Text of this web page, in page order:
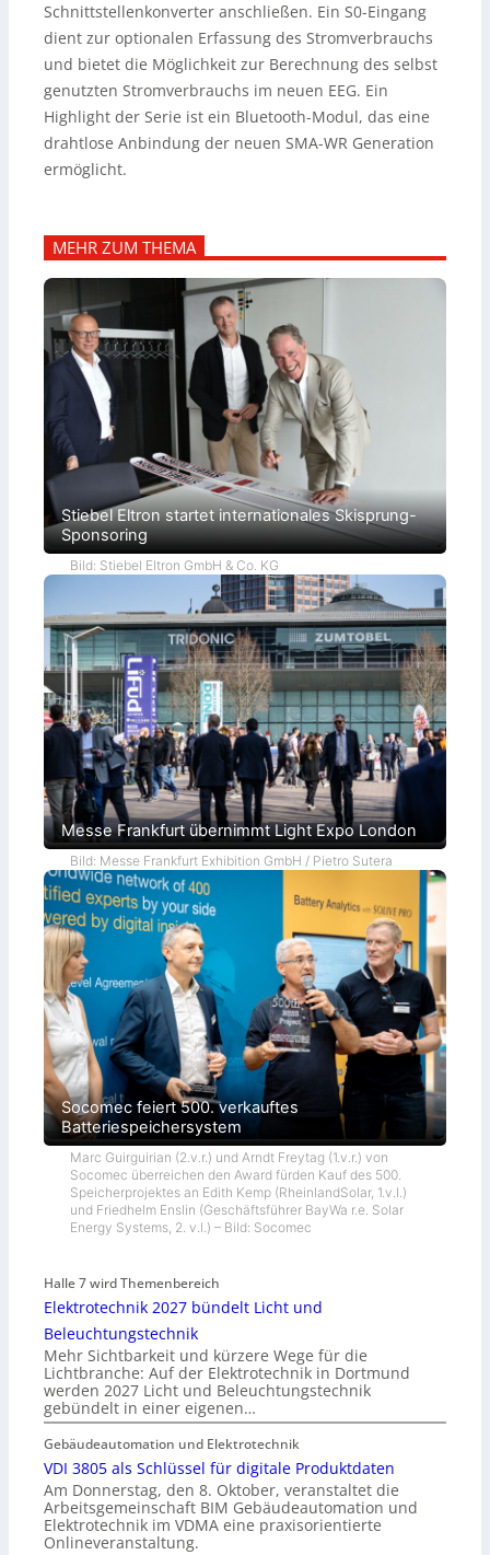
Schnittstellenkonverter anschließen. Ein S0-Eingang
dient zur optionalen Erfassung des Stromverbrauchs
und bietet die Möglichkeit zur Berechnung des selbst
genutzten Stromverbrauchs im neuen EEG. Ein
Highlight der Serie ist ein Bluetooth-Modul, das eine
drahtlose Anbindung der neuen SMA-WR Generation
ermöglicht.
MEHR ZUM THEMA
Stiebel Eltron startet internationales Skisprung-
Sponsoring
Bild: Stiebel Eltron GmbH & Co. KG
Messe Frankfurt übernimmt Light Expo London
Bild: Messe Frankfurt Exhibition GmbH / Pietro Sutera
Socomec feiert 500. verkauftes
Batteriespeichersystem
Marc Guirguirian (2.v.r.) und Arndt Freytag (1.v.r.) von
Socomec überreichen den Award fürden Kauf des 500.
Speicherprojektes an Edith Kemp (RheinlandSolar, 1.v.l.)
und Friedhelm Enslin (Geschäftsführer BayWa r.e. Solar
Energy Systems, 2. v.l.) – Bild: Socomec
Halle 7 wird Themenbereich
Elektrotechnik 2027 bündelt Licht und
Beleuchtungstechnik
Mehr Sichtbarkeit und kürzere Wege für die
Lichtbranche: Auf der Elektrotechnik in Dortmund
werden 2027 Licht und Beleuchtungstechnik
gebündelt in einer eigenen…
Gebäudeautomation und Elektrotechnik
VDI 3805 als Schlüssel für digitale Produktdaten
Am Donnerstag, den 8. Oktober, veranstaltet die
Arbeitsgemeinschaft BIM Gebäudeautomation und
Elektrotechnik im VDMA eine praxisorientierte
Onlineveranstaltung.